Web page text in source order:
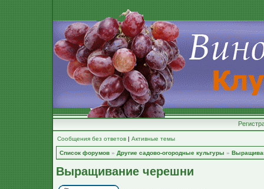
Сообщения без ответов | Активные темы
Список форумов » Другие садово-огородные культуры »
Выращивание черешни